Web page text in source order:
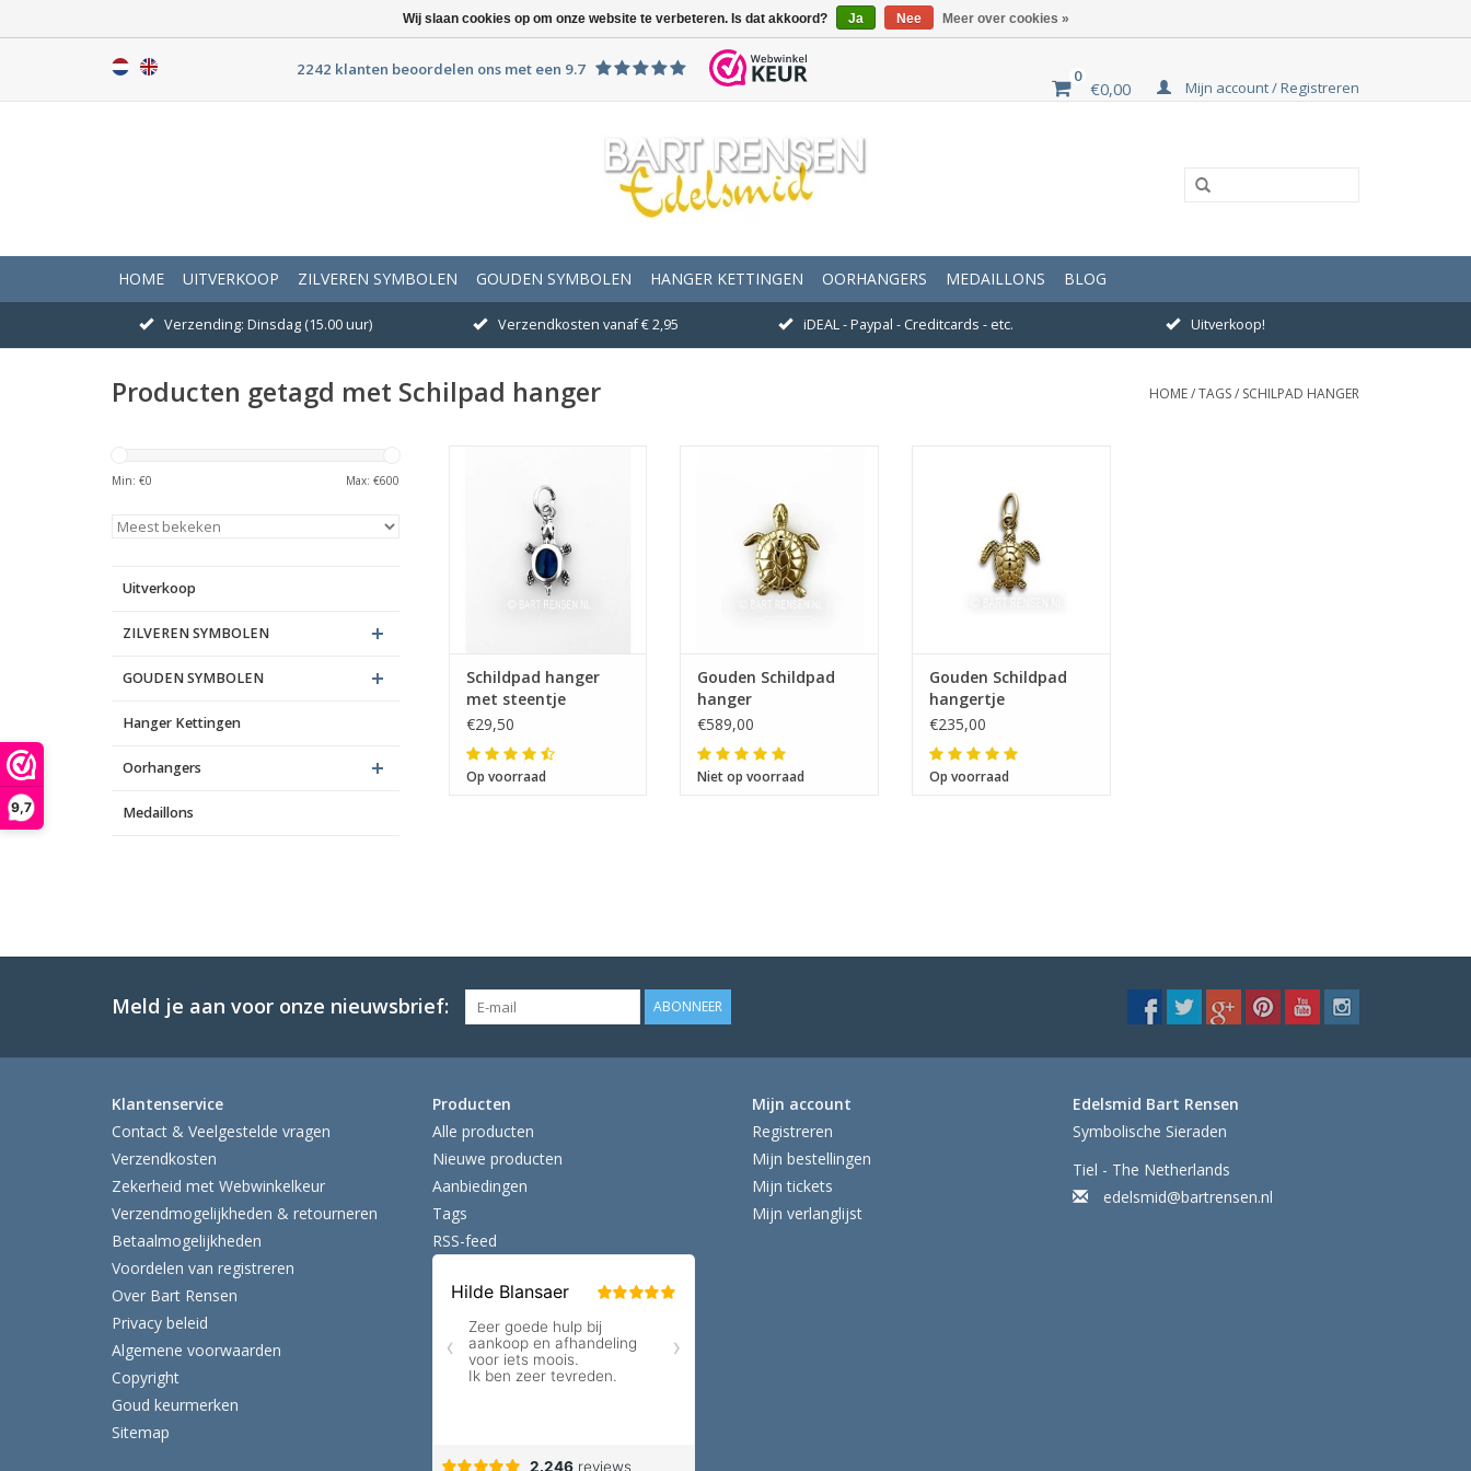
9,7
2242 klanten beoordelen ons met een 9.7 0
€0,00 Mijn account / Registreren
HOME UITVERKOOP ZILVEREN SYMBOLEN GOUDEN SYMBOLEN HANGER KETTINGEN OORHANGERS MEDAILLONS BLOG
Verzending: Dinsdag (15.00 uur) Verzendkosten vanaf € 2,95 iDEAL - Paypal - Creditcards - etc. Uitverkoop!
Producten getagd met Schilpad hanger HOME/TAGS/ SCHILPAD HANGER
Min: €0 Max: €600
Uitverkoop
ZILVEREN SYMBOLEN
GOUDEN SYMBOLEN
Hanger Kettingen
Oorhangers
Medaillons
Afmeting 14 x 8 mm
Schildpad hanger
met steentje
€29,50
Op voorraad
Gouden Schildpad
hanger
€589,00
Niet op voorraad
Gouden Schildpad
hangertje
€235,00
Op voorraad
Meld je aan voor onze nieuwsbrief: ABONNEER
Klantenservice
Contact & Veelgestelde vragen
Verzendkosten
Zekerheid met Webwinkelkeur
Verzendmogelijkheden & retourneren
Betaalmogelijkheden
Voordelen van registreren
Over Bart Rensen
Privacy beleid
Algemene voorwaarden
Copyright
Goud keurmerken
Sitemap
Producten
Alle producten
Nieuwe producten
Aanbiedingen
Tags
RSS-feed
Mijn account
Registreren
Mijn bestellingen
Mijn tickets
Mijn verlanglijst
Edelsmid Bart Rensen
Symbolische Sieraden
Tiel - The Netherlands
edelsmid@bartrensen.nl
Wij slaan cookies op om onze website te verbeteren. Is dat akkoord? Ja Nee Meer over cookies »